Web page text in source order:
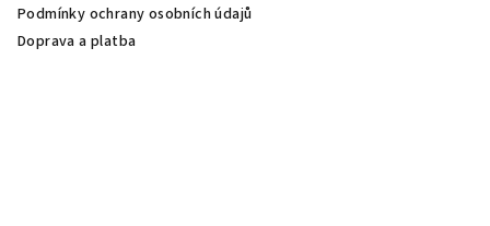
Podmínky ochrany osobních údajů
Doprava a platba